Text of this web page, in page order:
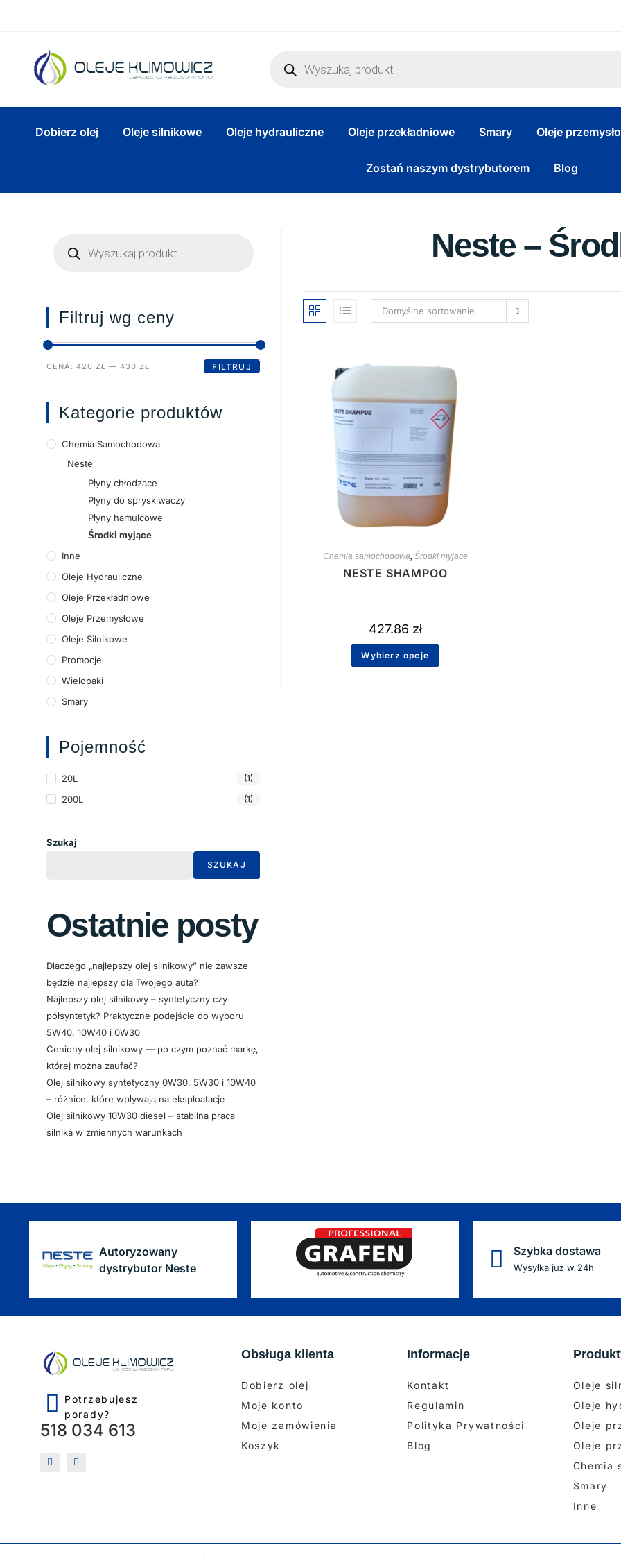
Dobierz olej Oleje silnikowe Oleje hydrauliczne Oleje przekładniowe Smary Oleje
Zostań naszym dystrybutorem Blog
Neste –
Domyślne sortowanie
Chemia samochodowa, Środki myjące
NESTE SHAMPOO
427.86 zł
Wybierz opcje
Filtruj wg ceny
FILTRUJ
CENA:420 ZŁ —430 ZŁ
Kategorie produktów
Chemia Samochodowa
Neste
Płyny chłodzące
Płyny do spryskiwaczy
Płyny hamulcowe
Środki myjące
Inne
Oleje Hydrauliczne
Oleje Przekładniowe
Oleje Przemysłowe
Oleje Silnikowe
Promocje
Wielopaki
Smary
Pojemność
20L (1)
200L (1)
Szukaj
SZUKAJ
Ostatnie posty
Dlaczego „najlepszy olej silnikowy” nie zawsze
będzie najlepszy dla Twojego auta?
Najlepszy olej silnikowy – syntetyczny czy
półsyntetyk? Praktyczne podejście do wyboru
5W40, 10W40 i 0W30
Ceniony olej silnikowy — po czym poznać markę,
której można zaufać?
Olej silnikowy syntetyczny 0W30, 5W30 i 10W40
– różnice, które wpływają na eksploatację
Olej silnikowy 10W30 diesel – stabilna praca
silnika w zmiennych warunkach
Autoryzowany
dystrybutor Neste
Szybka dostawa
Wysyłka już w 24h
Potrzebujesz
porady?
518 034 613
Obsługa klienta
Dobierz olej
Moje konto
Moje zamówienia
Koszyk
Informacje
Kontakt
Regulamin
Polityka Prywatności
Blog
Oleje
Oleje
Oleje
Oleje
Chemia
Smary
Inne